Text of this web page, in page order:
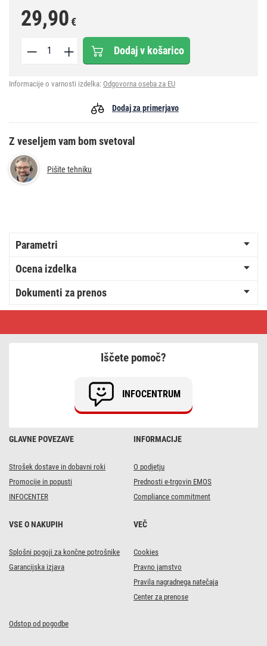
29,90€
Dodaj v košarico
Informacije o varnosti izdelka: Odgovorna oseba za EU
Dodaj za primerjavo
Z veseljem vam bom svetoval
Pišite tehniku
Parametri
Ocena izdelka
Dokumenti za prenos
GLAVNE POVEZAVE
Strošek dostave in dobavni roki
Promocije in popusti
INFOCENTER
INFORMACIJE
O podjetju
Prednosti e-trgovin EMOS
Compliance commitment
VSE O NAKUPIH
Splošni pogoji za končne potrošnike
Garancijska izjava
VEČ
Cookies
Pravno jamstvo
Pravila nagradnega natečaja
Center za prenose
Odstop od pogodbe
Iščete pomoč?
INFOCENTRUM